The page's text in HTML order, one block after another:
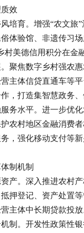
效
风培育。增强“农文
体验馆、非遗传习
美德信用积分在金
。聚焦数字乡村强农
主体信贷直通车等
，打造集智慧政务
服务水平。进一步优
农村地区金融消费
，强化移动支付等
制机制
资产。深入推进农村
押登记、资产处置
主体中长期贷款投
机制。开发性政策性